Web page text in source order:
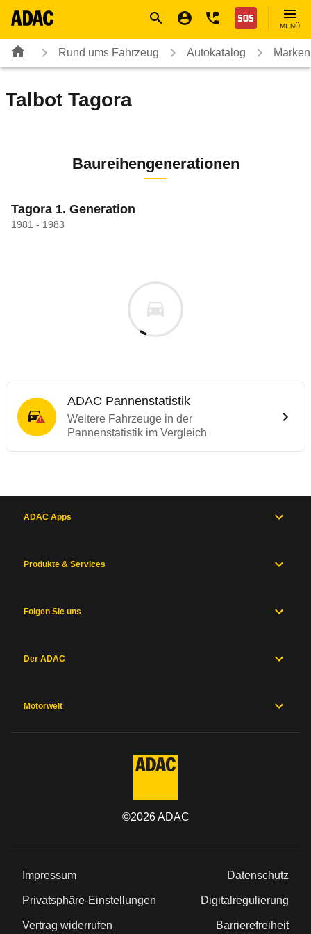
Nothilfe
MENÜ
Rund ums Fahrzeug Autokatalog
Talbot Tagora
Baureihengenerationen
Tagora 1. Generation
1981 - 1983
ADAC Pannenstatistik
Weitere Fahrzeuge in der
Pannenstatistik im Vergleich
ADAC Apps
Produkte & Services
Folgen Sie uns
Der ADAC
Motorwelt
©2026ADAC
Impressum Datenschutz
Privatsphäre-Einstellungen Digitalregulierung
Vertrag widerrufen Barrierefreiheit